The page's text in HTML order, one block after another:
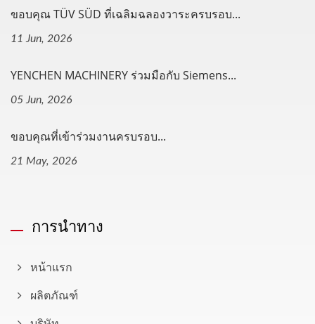
ขอบคุณ TÜV SÜD ที่เฉลิมฉลองวาระครบรอบ...
11 Jun, 2026
YENCHEN MACHINERY ร่วมมือกับ Siemens...
05 Jun, 2026
ขอบคุณที่เข้าร่วมงานครบรอบ...
21 May, 2026
การนำทาง
หน้าแรก
ผลิตภัณฑ์